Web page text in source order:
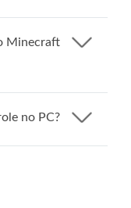
Minecraft
no PC?